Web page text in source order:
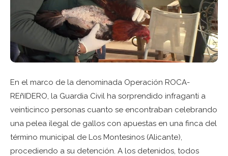
En el marco de la denominada Operación ROCA-
REñIDERO, la Guardia Civil ha sorprendido infraganti a
veinticinco personas cuanto se encontraban celebrando
una pelea ilegal de gallos con apuestas en una finca del
término municipal de Los Montesinos (Alicante),
procediendo a su detención. A los detenidos, todos